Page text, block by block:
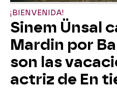
¡BIENVENIDA!
Sinem Ünsal
Mardin por
son las
actriz de En